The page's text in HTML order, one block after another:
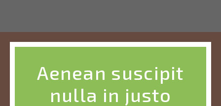
Aenean suscipit
nulla in justo